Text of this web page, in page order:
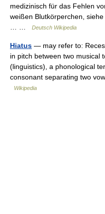
medizinisch für das Fehlen
weißen Blutkörperchen,
Deutsch Wikipedia
Hiatus — may refer to:
in pitch between two musical
(linguistics), a phonological
consonant separating two
Wikipedia